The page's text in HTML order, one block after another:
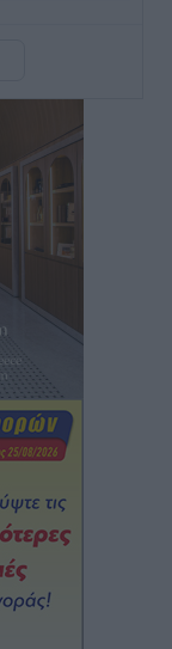
η
– Το
μέρος της